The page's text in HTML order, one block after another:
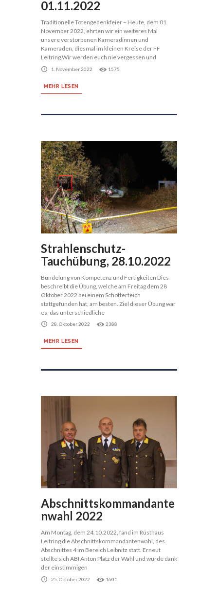
01.11.2022
Traditionelle Totengedenkfeier – Heute, dem 01.
November 2022, ehrten wir ein weiteres Mal
unsere verstorbenen Kameradinnen und
Kameraden, diesmal im kleinen Kreise der FF
Leitring.Wir werden euch nie vergessen und
1. November 2022 1575
MEHR LESEN
Strahlenschutz-
Tauchübung, 28.10.2022
Bündelung von Kompetenz und Fertigkeiten Dies
beschreibt die Übung, welche am Freitag dem 28
Oktober 2022 bei einem Schotterteich
stattgefunden hat, am besten. Ziel dieser Übung war
es, das unterschiedliche
28. Oktober 2022 2388
MEHR LESEN
Abschnittskommandante
nwahl 2022
Am Montag, dem 24.10.2022, fand im Rüsthaus
Leitring die Abschnittskommandantenwahl, des
Abschnittes 4 im Bereich Leibnitz statt. Erneut
stellte sich ABI Anton Platz der Wahl und wurde dank
der einstimmigen
25. Oktober 2022 1601